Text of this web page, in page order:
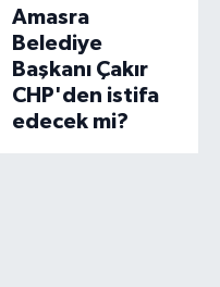
Amasra
Belediye
Başkanı Çakır
CHP'den istifa
edecek mi?